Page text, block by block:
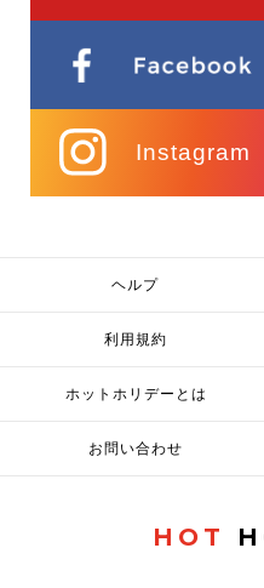
Instagram
ヘルプ
利用規約
ホットホリデーとは
お問い合わせ
HOT